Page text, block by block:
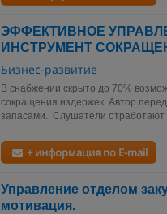
ЭФФЕКТИВНОЕ
ИНСТРУМЕНТ
Бизнес-развитие
В снабжении скрыто до 70%
сокращения издержек. Автор
запасами. Слушатели отработают
+ информация по E-mail
Управление отделом
мотивация.